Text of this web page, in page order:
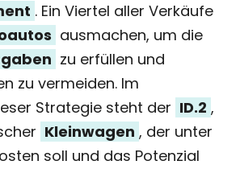
. Ein Viertel aller Verkäufe
ausmachen, um die
zu erfüllen und
zu vermeiden. Im
Strategie steht der ID.2 ,
Kleinwagen , der unter
soll und das Potenzial